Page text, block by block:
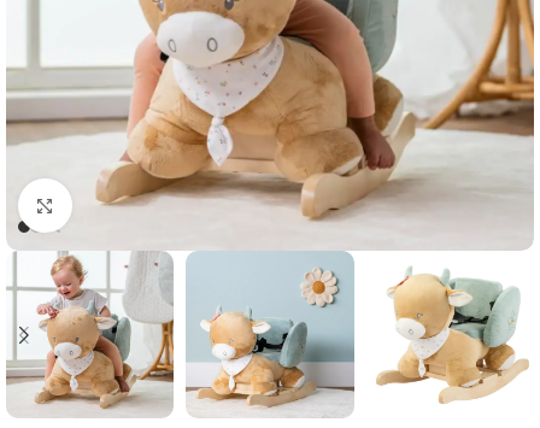
Clicca per ingrandire